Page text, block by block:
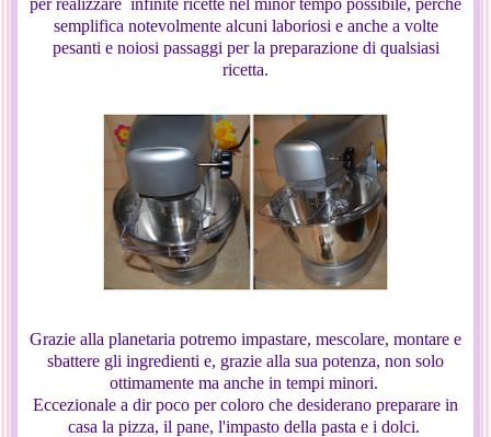
per realizzare infinite ricette nel minor tempo possibile, perchè
semplifica notevolmente alcuni laboriosi e anche a volte
pesanti e noiosi passaggi per la preparazione di qualsiasi
ricetta.
Grazie alla planetaria potremo impastare, mescolare, montare e
sbattere gli ingredienti e, grazie alla sua potenza, non solo
ottimamente ma anche in tempi minori.
Eccezionale a dir poco per coloro che desiderano preparare in
casa la pizza, il pane, l'impasto della pasta e i dolci.